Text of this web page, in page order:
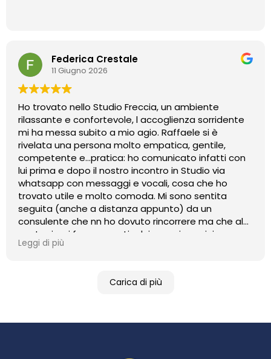
Federica Crestale
11 Giugno 2026
Ho trovato nello Studio Freccia, un ambiente
rilassante e confortevole, l accoglienza sorridente
mi ha messa subito a mio agio. Raffaele si è
rivelata una persona molto empatica, gentile,
competente e...pratica: ho comunicato infatti con
lui prima e dopo il nostro incontro in Studio via
whatsapp con messaggi e vocali, cosa che ho
trovato utile e molto comoda. Mi sono sentita
seguita (anche a distanza appunto) da un
consulente che nn ho dovuto rincorrere ma che al
contrario, si faceva sentire lui per primo: vicino e
presente.
Leggi di più
Carica di più